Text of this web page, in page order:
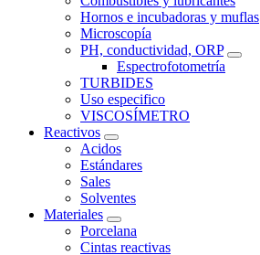
Hornos e incubadoras y muflas
Microscopía
PH, conductividad, ORP
Espectrofotometría
TURBIDES
Uso especifico
VISCOSÍMETRO
Reactivos
Acidos
Estándares
Sales
Solventes
Materiales
Porcelana
Cintas reactivas